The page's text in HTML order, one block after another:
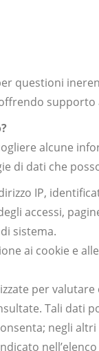
questioni
alcune
di dati che
IP,
accessi,
sistema.
ai cookie e
per
Tali dati
negli